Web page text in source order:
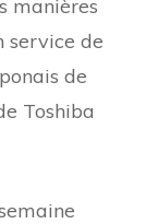
manières
service de
de
Toshiba